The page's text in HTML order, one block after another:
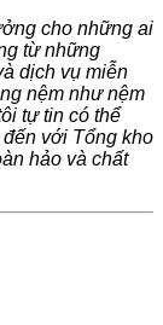
cho những ai
từ những
dịch vụ miễn
nệm như nệm
tự tin có thể
với Tổng kho
hảo và chất